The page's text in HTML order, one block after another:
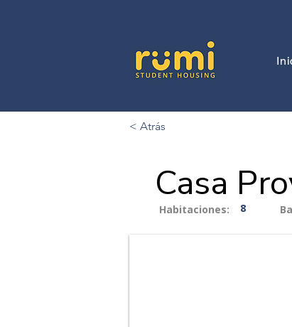
< Atrás
Casa
8
Habitaciones: